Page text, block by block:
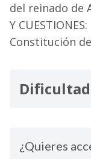
del reinado de
Y
Constitución
¿Quieres